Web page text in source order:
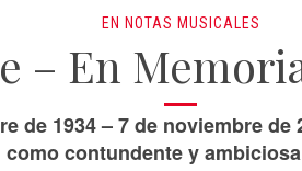
EN NOTAS MUSICALES
– En
de 1934 – 7 de noviembre
contundente y